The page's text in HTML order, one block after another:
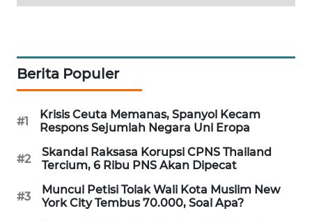
Berita Populer
#1
Krisis Ceuta Memanas, Spanyol Kecam
Respons Sejumlah Negara Uni Eropa
#2
Skandal Raksasa Korupsi CPNS Thailand
Tercium, 6 Ribu PNS Akan Dipecat
#3
Muncul Petisi Tolak Wali Kota Muslim New
York City Tembus 70.000, Soal Apa?
KONSUMEN
MASYARAKAT
KELISTRIKAN
WALINKI
ID